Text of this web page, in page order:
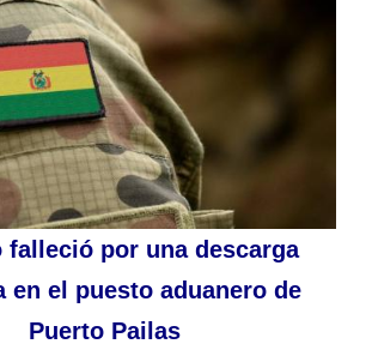
falleció por una descarga
en el puesto aduanero de
Puerto Pailas